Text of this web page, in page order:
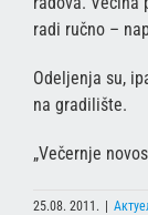
radi ručno –
Odeljenja su,
na gradilište.
„Večernje
25.08. 2011. |